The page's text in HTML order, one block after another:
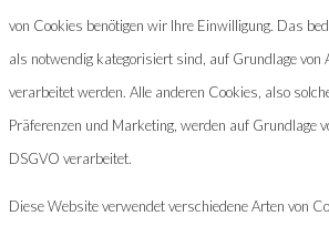
von Cookies benötigen wir Ihre Einwilligung. Das
als notwendig kategorisiert sind, auf Grundlage von
verarbeitet werden. Alle anderen Cookies, also
Präferenzen und Marketing, werden auf Grundlage
DSGVO verarbeitet.
Diese Website verwendet verschiedene Arten von